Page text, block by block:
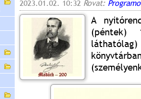
2023.01.02. 10:32 Rovat:
A
(péntek)